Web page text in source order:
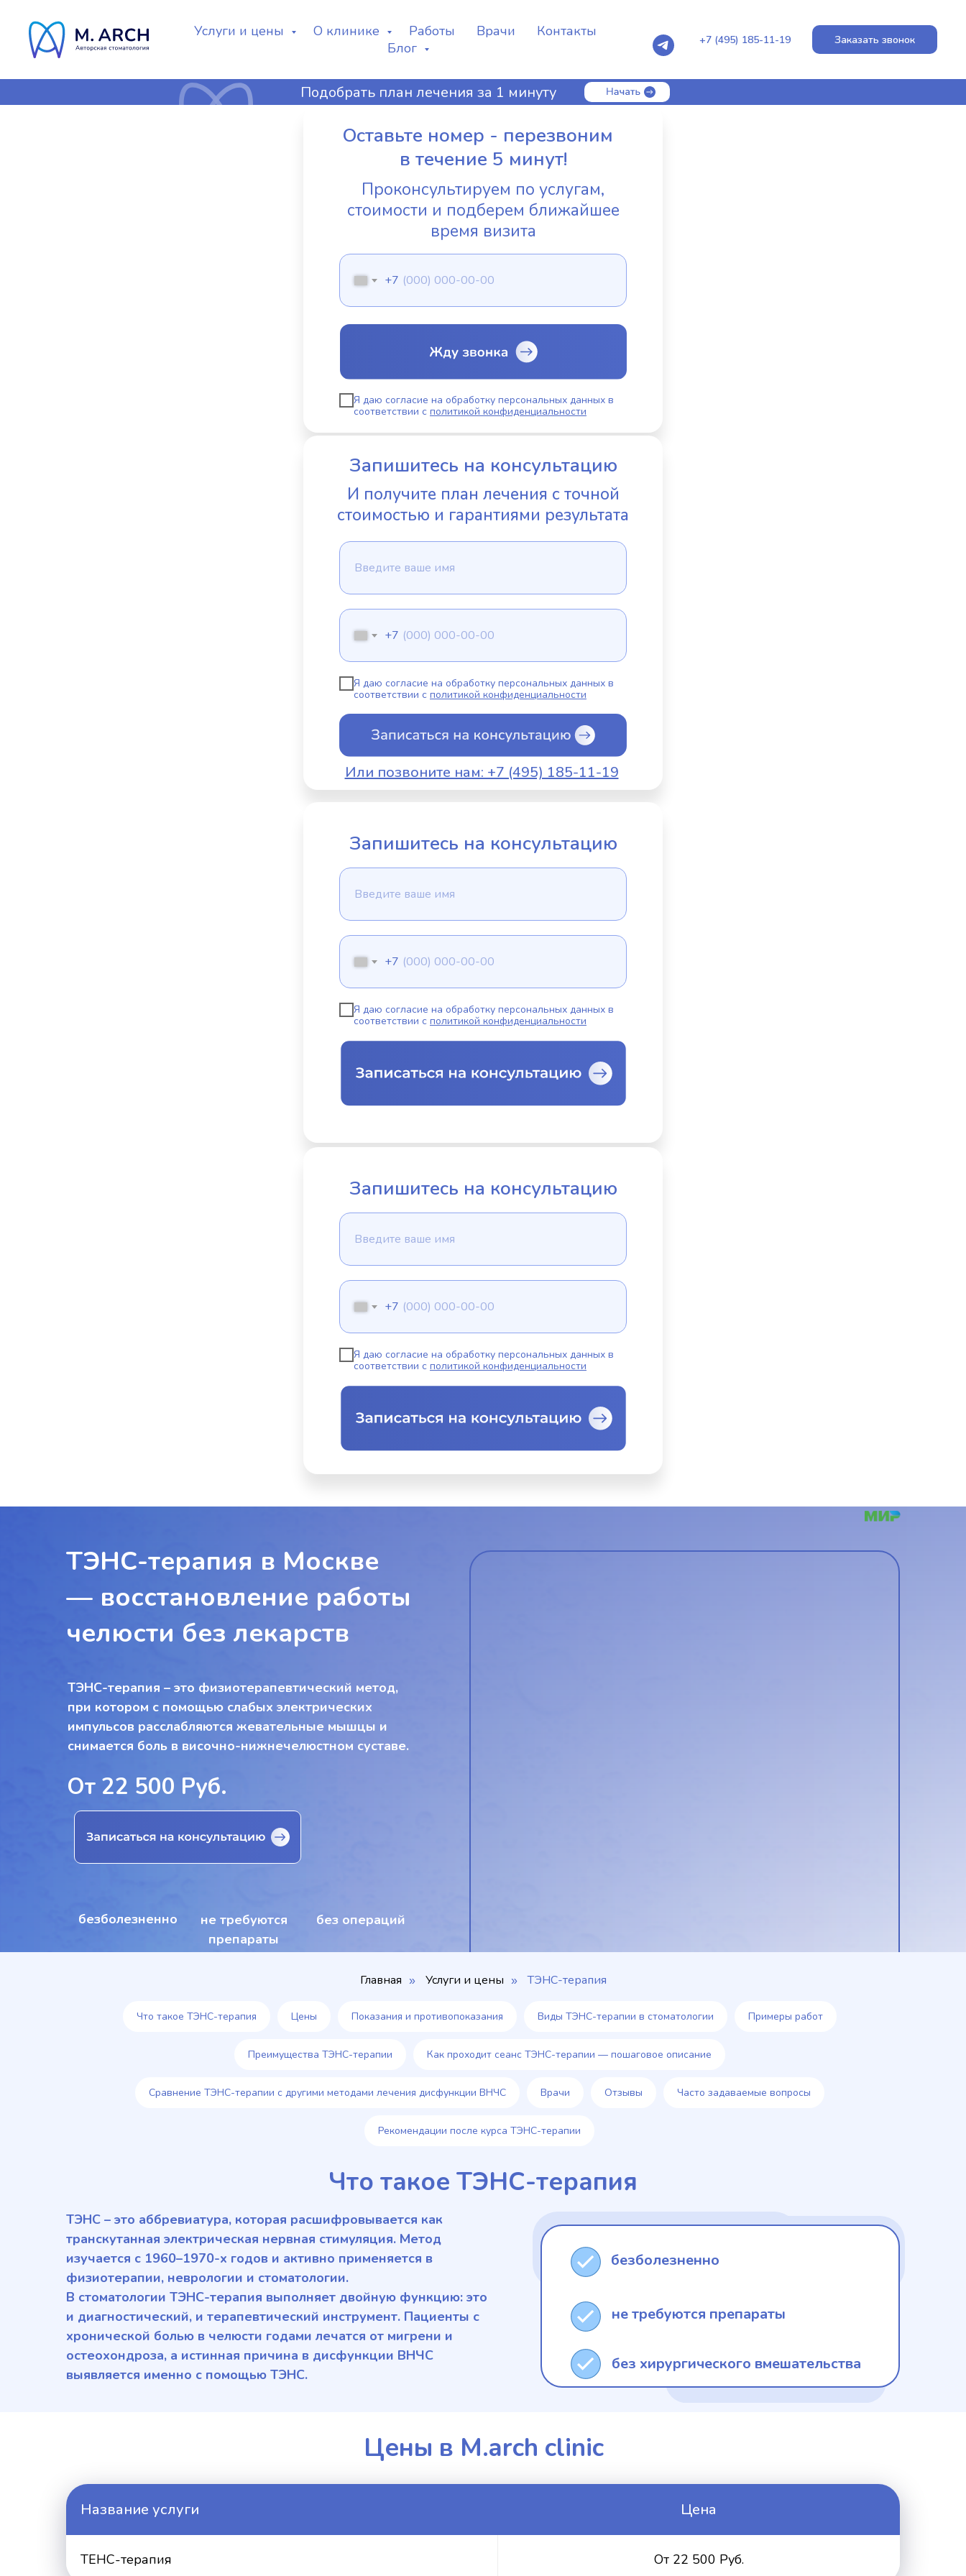
Услуги и цены О клинике Работы Врачи
Контакты
Блог
+7 (495) 185-11-19 Заказать звонок
Подобрать план лечения за 1 минуту
Оставьте номер - перезвоним
в течение 5 минут!
Проконсультируем по услугам,
стоимости и подберем ближайшее
время визита
+7
Я даю согласие на обработку персональных данных в
соответствии с политикой конфиденциальности
Запишитесь на консультацию
И получите план лечения с точной
стоимостью и гарантиями результата
Или позвоните нам: +7 (495) 185-11-19
+7
Я даю согласие на обработку персональных данных в
соответствии с политикой конфиденциальности
Запишитесь на консультацию
+7
Я даю согласие на обработку персональных данных в
соответствии с политикой конфиденциальности
Запишитесь на консультацию
+7
Я даю согласие на обработку персональных данных в
соответствии с политикой конфиденциальности
ТЭНС-терапия в Москве
— восстановление работы
челюсти без лекарств
ТЭНС-терапия – это физиотерапевтический метод,
при котором с помощью слабых электрических
импульсов расслабляются жевательные мышцы и
снимается боль в височно-нижнечелюстном суставе.
От 22 500 Руб.
безболезненно без операций
не требуются
препараты
Главная » Услуги и цены » ТЭНС-терапия
Что такое ТЭНС-терапия Цены Показания и противопоказания Виды ТЭНС-терапии в стоматологии Примеры работ
Преимущества ТЭНС-терапии Как проходит сеанс ТЭНС-терапии — пошаговое описание
Сравнение ТЭНС-терапии с другими методами лечения дисфункции ВНЧС Врачи Отзывы Часто задаваемые вопросы
Рекомендации после курса ТЭНС-терапии
Что такое ТЭНС-терапия
ТЭНС – это аббревиатура, которая расшифровывается как
транскутанная электрическая нервная стимуляция. Метод
изучается с 1960–1970-х годов и активно применяется в
физиотерапии, неврологии и стоматологии.
В стоматологии ТЭНС-терапия выполняет двойную функцию: это
и диагностический, и терапевтический инструмент. Пациенты с
хронической болью в челюсти годами лечатся от мигрени и
остеохондроза, а истинная причина в дисфункции ВНЧС
выявляется именно с помощью ТЭНС.
безболезненно
не требуются препараты
без хирургического вмешательства
Цены в M.arch clinic
Название услуги Цена
ТЕНС-терапия От 22 500 Руб.